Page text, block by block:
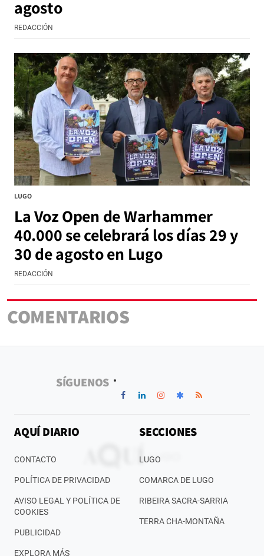
agosto
REDACCIÓN
LUGO
La Voz Open de Warhammer
40.000 se celebrará los días 29 y
30 de agosto en Lugo
REDACCIÓN
COMENTARIOS
SÍGUENOS
AQUÍ DIARIO
CONTACTO
POLÍTICA DE PRIVACIDAD
AVISO LEGAL Y POLÍTICA DE
COOKIES
PUBLICIDAD
EXPLORA MÁS
SECCIONES
LUGO
COMARCA DE LUGO
RIBEIRA SACRA-SARRIA
TERRA CHA-MONTAÑA